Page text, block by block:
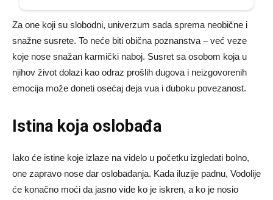
Za one koji su slobodni, univerzum sada sprema neobične i
snažne susrete. To neće biti obična poznanstva – već veze
koje nose snažan karmički naboj. Susret sa osobom koja u
njihov život dolazi kao odraz prošlih dugova i neizgovorenih
emocija može doneti osećaj deja vua i duboku povezanost.
Istina koja oslobađa
Iako će istine koje izlaze na videlo u početku izgledati bolno,
one zapravo nose dar oslobađanja. Kada iluzije padnu, Vodolije
će konačno moći da jasno vide ko je iskren, a ko je nosio